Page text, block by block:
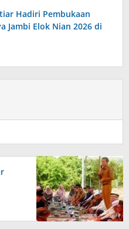
Hadiri Pembukaan
Jambi Elok Nian 2026 di